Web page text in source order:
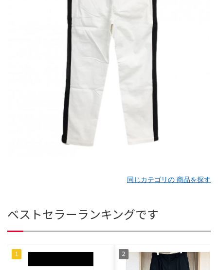
同じカテゴリの 商品を探す
ベストセラーランキングです